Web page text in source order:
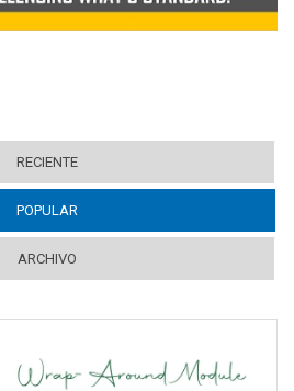
RECIENTE
POPULAR
ARCHIVO